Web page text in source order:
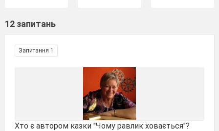
12 запитань
Запитання 1
Хто є автором казки "Чому равлик ховається"?